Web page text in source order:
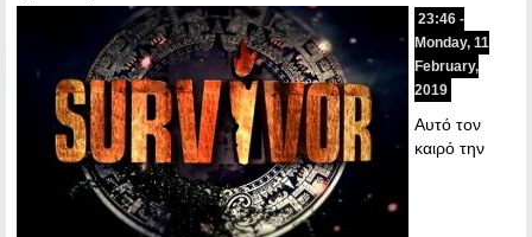
23:46 -
Monday, 11
February,
2019
Aυτό τον
καιρό την